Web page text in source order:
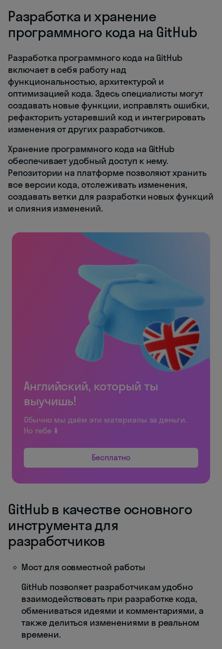
Разработка и хранение
программного кода на GitHub
Разработка программного кода на GitHub
включает в себя работу над
функциональностью, архитектурой и
оптимизацией кода. Здесь специалисты могут
создавать новые функции, исправлять ошибки,
рефакторить устаревший код и интегрировать
изменения от других разработчиков.
Хранение программного кода на GitHub
обеспечивает удобный доступ к нему.
Репозитории на платформе позволяют хранить
все версии кода, отслеживать изменения,
создавать ветки для разработки новых функций
и слияния изменений.
Английский, который ты
выучишь!
Обычно мы даём эти материалы за деньги.
Но тебе ⬇️
Бесплатно
GitHub в качестве основного
инструмента для
разработчиков
Мост для совместной работы
GitHub позволяет разработчикам удобно
взаимодействовать при разработке кода,
обмениваться идеями и комментариями, а
также делиться изменениями в реальном
времени.